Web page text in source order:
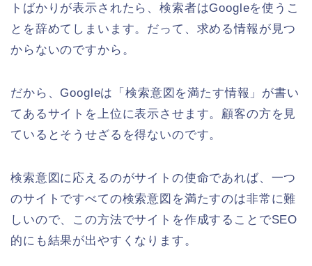
トばかりが表示されたら、検索者はGoogleを使うこ
とを辞めてしまいます。だって、求める情報が見つ
からないのですから。
だから、Googleは「検索意図を満たす情報」が書い
てあるサイトを上位に表示させます。顧客の方を見
ているとそうせざるを得ないのです。
検索意図に応えるのがサイトの使命であれば、一つ
のサイトですべての検索意図を満たすのは非常に難
しいので、この方法でサイトを作成することでSEO
的にも結果が出やすくなります。